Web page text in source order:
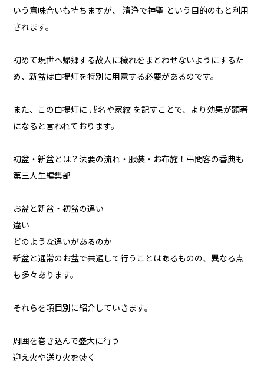
いう意味合いも持ちますが、 清浄で神聖 という目的のもと利用
されます。
初めて現世へ帰郷する故人に穢れをまとわせないようにするた
め、新盆は白提灯を特別に用意する必要があるのです。
また、この白提灯に 戒名や家紋 を記すことで、より効果が顕著
になると言われております。
初盆・新盆とは？法要の流れ・服装・お布施！弔問客の香典も
第三人生編集部
お盆と新盆・初盆の違い
違い
どのような違いがあるのか
新盆と通常のお盆で共通して行うことはあるものの、異なる点
も多々あります。
それらを項目別に紹介していきます。
周囲を巻き込んで盛大に行う
迎え火や送り火を焚く